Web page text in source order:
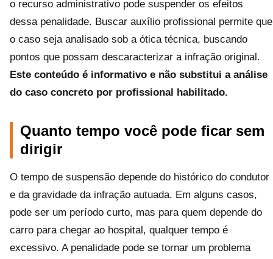
o recurso administrativo pode suspender os efeitos
dessa penalidade. Buscar auxílio profissional permite que
o caso seja analisado sob a ótica técnica, buscando
pontos que possam descaracterizar a infração original.
Este conteúdo é informativo e não substitui a análise
do caso concreto por profissional habilitado.
Quanto tempo você pode ficar sem
dirigir
O tempo de suspensão depende do histórico do condutor
e da gravidade da infração autuada. Em alguns casos,
pode ser um período curto, mas para quem depende do
carro para chegar ao hospital, qualquer tempo é
excessivo. A penalidade pode se tornar um problema